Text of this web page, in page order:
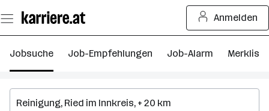
Seiteninhalt
springen
Anmelden
Jobsuche Job-Empfehlungen Job-Alarm Merkliste